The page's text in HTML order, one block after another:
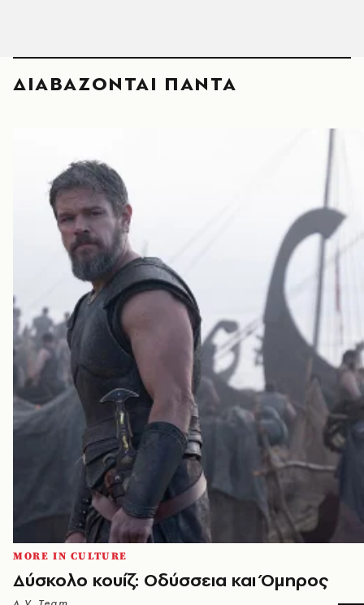
ΔΙΑΒΑΖΟΝΤΑΙ ΠΑΝΤΑ
MORE IN CULTURE
Δύσκολο κουίζ: Οδύσσεια και Όμηρος